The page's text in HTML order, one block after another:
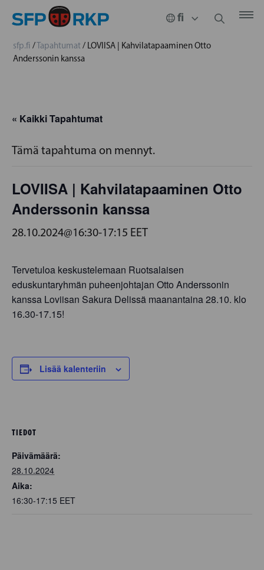
sfp.fi /Tapahtumat/ LOVIISA | Kahvilatapaaminen Otto
Anderssonin kanssa
« Kaikki Tapahtumat
Tämä tapahtuma on mennyt.
LOVIISA | Kahvilatapaaminen Otto
Anderssonin kanssa
28.10.2024@16:30-17:15 EET
Tervetuloa keskustelemaan Ruotsalaisen
eduskuntaryhmän puheenjohtajan Otto Anderssonin
kanssa Loviisan Sakura Delissä maanantaina 28.10. klo
16.30-17.15!
Lisää kalenteriin
TIEDOT
Päivämäärä:
28.10.2024
Aika:
16:30-17:15 EET